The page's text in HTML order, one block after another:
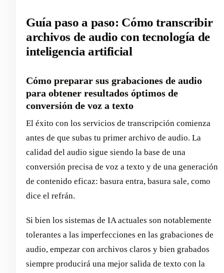
Guía paso a paso: Cómo transcribir
archivos de audio con tecnología de
inteligencia artificial
Cómo preparar sus grabaciones de audio
para obtener resultados óptimos de
conversión de voz a texto
El éxito con los servicios de transcripción comienza
antes de que subas tu primer archivo de audio. La
calidad del audio sigue siendo la base de una
conversión precisa de voz a texto y de una generación
de contenido eficaz: basura entra, basura sale, como
dice el refrán.
Si bien los sistemas de IA actuales son notablemente
tolerantes a las imperfecciones en las grabaciones de
audio, empezar con archivos claros y bien grabados
siempre producirá una mejor salida de texto con la